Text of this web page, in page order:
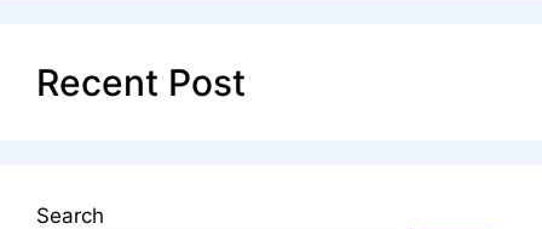
Recent Post
Search